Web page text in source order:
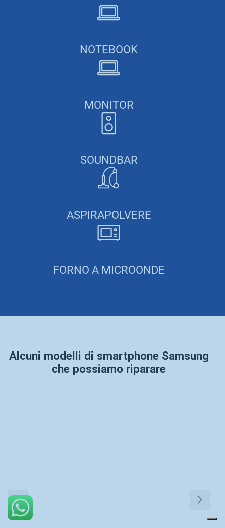
NOTEBOOK
MONITOR
SOUNDBAR
ASPIRAPOLVERE
FORNO A MICROONDE
Alcuni modelli di smartphone Samsung
che possiamo riparare